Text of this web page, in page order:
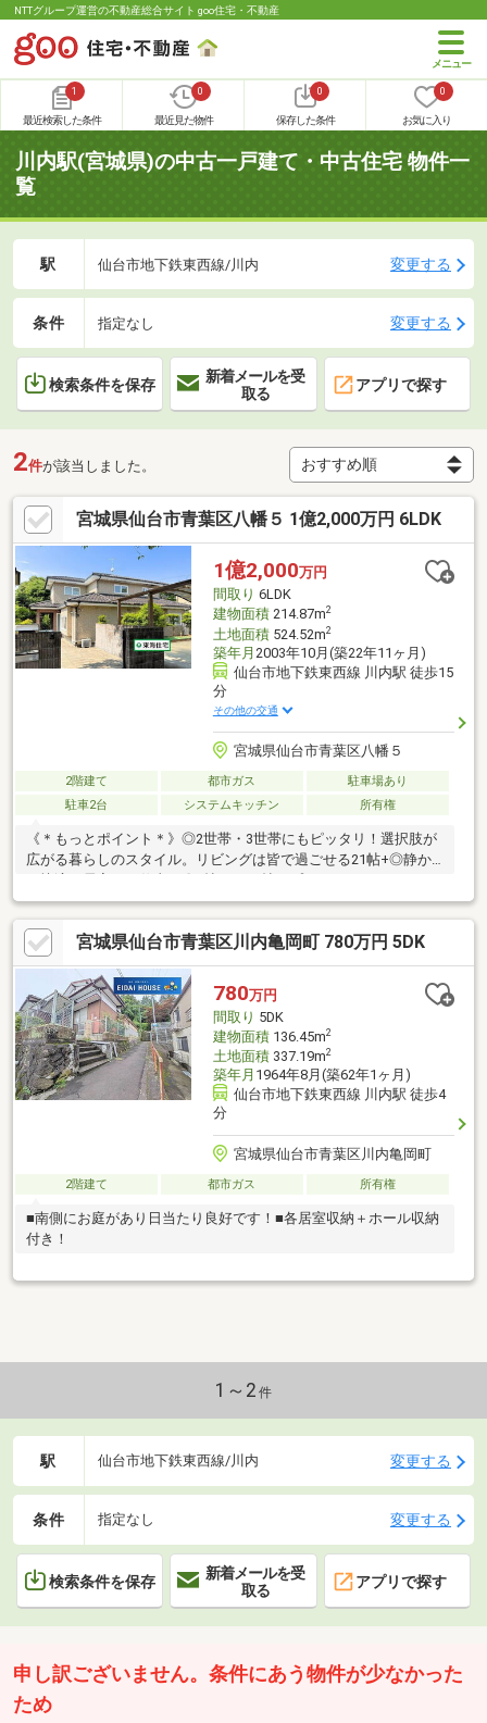
NTTグループ運営の不動産総合サイト goo住宅・不動産
1
最近検索した条件
0
最近見た物件
0
保存した条件
0
お気に入り
川内駅(宮城県)の中古一戸建て・中古住宅 物件一
覧
駅 仙台市地下鉄東西線/川内 変更する
条件 指定なし 変更する
検索条件を保存
新着メールを受
取る
アプリで探す
2件が該当しました。
宮城県仙台市青葉区八幡５ 1億2,000万円 6LDK
1億2,000万円
間取り 6LDK
建物面積214.87m2
土地面積524.52m2
築年月 2003年10月(築22年11ヶ月)
仙台市地下鉄東西線 川内駅 徒歩15
分
その他の交通
宮城県仙台市青葉区八幡５
2階建て 都市ガス
駐車場あり
駐車2台
システムキッチン 所有権
《＊もっとポイント＊》◎2世帯・3世帯にもピッタリ！選択肢が
広がる暮らしのスタイル。リビングは皆で過ごせる21帖+◎静か
大き目のデスクやモニターを置いても十分な広さです。◎ご見学
希望、承ります！現在居住中の為、事前にお問い合わせいただけ
ると幸いです。《教育施設》◇八幡小学校 徒歩16分(1253ｍ)◇
第一中学校 徒歩12分(967ｍ)《生活施設》◇ファミリーマート
八幡三丁目店 徒歩1分(74ｍ)◇サンドラッグ仙台八幡町店 徒歩
7分(560ｍ)◇みやぎ生協 八幡町店 徒歩9分(696ｍ)
宮城県仙台市青葉区川内亀岡町 780万円 5DK
780万円
間取り 5DK
建物面積136.45m2
土地面積337.19m2
築年月 1964年8月(築62年1ヶ月)
仙台市地下鉄東西線 川内駅 徒歩4
分
宮城県仙台市青葉区川内亀岡町
2階建て 都市ガス 所有権
■南側にお庭があり日当たり良好です！■各居室収納＋ホール収納
付き！
1～2 件
駅 仙台市地下鉄東西線/川内 変更する
条件 指定なし 変更する
検索条件を保存
新着メールを受
取る
アプリで探す
申し訳ございません。条件にあう物件が少なかった
ため